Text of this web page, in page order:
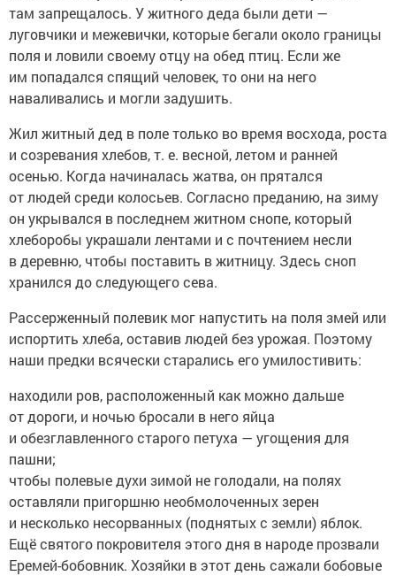
там запрещалось. У житного деда были дети —
луговчики и межевички, которые бегали около границы
поля и ловили своему отцу на обед птиц. Если же
им попадался спящий человек, то они на него
наваливались и могли задушить.
Жил житный дед в поле только во время восхода, роста
и созревания хлебов, т. е. весной, летом и ранней
осенью. Когда начиналась жатва, он прятался
от людей среди колосьев. Согласно преданию, на зиму
он укрывался в последнем житном снопе, который
хлеборобы украшали лентами и с почтением несли
в деревню, чтобы поставить в житницу. Здесь сноп
хранился до следующего сева.
Рассерженный полевик мог напустить на поля змей или
испортить хлеба, оставив людей без урожая. Поэтому
наши предки всячески старались его умилостивить:
находили ров, расположенный как можно дальше
от дороги, и ночью бросали в него яйца
и обезглавленного старого петуха — угощения для
пашни;
чтобы полевые духи зимой не голодали, на полях
оставляли пригоршню необмолоченных зерен
и несколько несорванных (поднятых с земли) яблок.
Ещё святого покровителя этого дня в народе прозвали
Еремей-бобовник. Хозяйки в этот день сажали бобовые